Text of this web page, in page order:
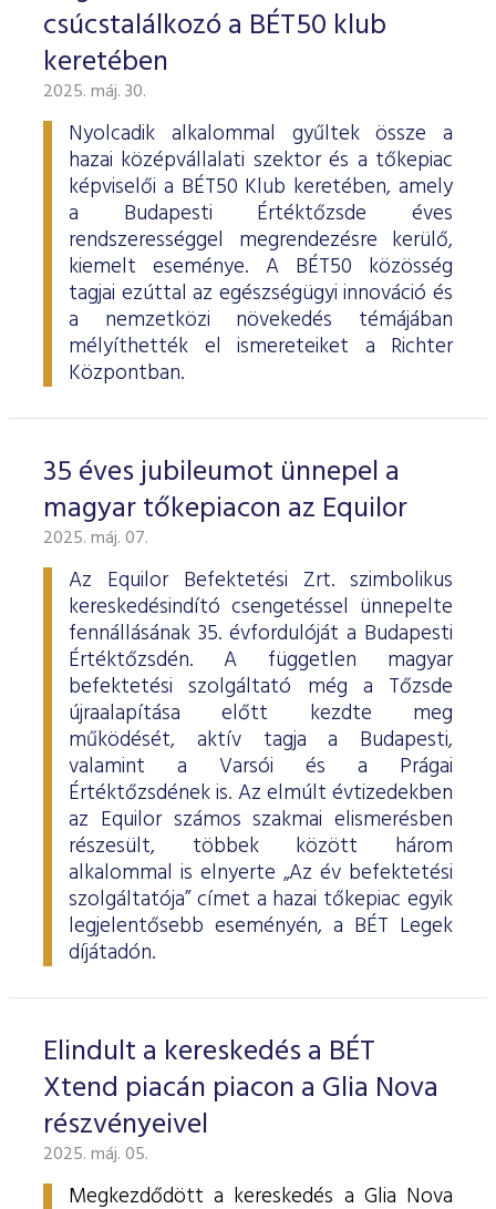
ESG Útmutató
csúcstalálkozó a BÉT50 klub
keretében
2025. máj. 30.
Nyolcadik alkalommal gyűltek össze a
hazai középvállalati szektor és a tőkepiac
képviselői a BÉT50 Klub keretében, amely
a Budapesti Értéktőzsde éves
rendszerességgel megrendezésre kerülő,
kiemelt eseménye. A BÉT50 közösség
tagjai ezúttal az egészségügyi innováció és
a nemzetközi növekedés témájában
mélyíthették el ismereteiket a Richter
Központban.
35 éves jubileumot ünnepel a
magyar tőkepiacon az Equilor
2025. máj. 07.
Az Equilor Befektetési Zrt. szimbolikus
kereskedésindító csengetéssel ünnepelte
fennállásának 35. évfordulóját a Budapesti
Értéktőzsdén. A független magyar
befektetési szolgáltató még a Tőzsde
újraalapítása előtt kezdte meg
működését, aktív tagja a Budapesti,
valamint a Varsói és a Prágai
Értéktőzsdének is. Az elmúlt évtizedekben
az Equilor számos szakmai elismerésben
részesült, többek között három
alkalommal is elnyerte „Az év befektetési
szolgáltatója” címet a hazai tőkepiac egyik
legjelentősebb eseményén, a BÉT Legek
díjátadón.
Elindult a kereskedés a BÉT
Xtend piacán piacon a Glia Nova
részvényeivel
2025. máj. 05.
Megkezdődött a kereskedés a Glia Nova